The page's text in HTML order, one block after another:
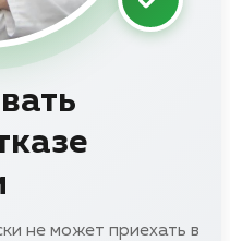
не может приехать в